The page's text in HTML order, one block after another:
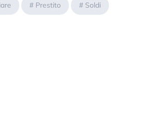
# Prestito # Soldi